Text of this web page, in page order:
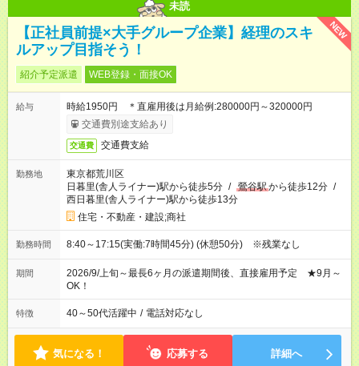
未読
NEW
【正社員前提×大手グループ企業】経理のスキ
ルアップ目指そう！
紹介予定派遣 WEB登録・面接OK
給与
時給1950円 ＊直雇用後は月給例:280000円～320000円
交通費別途支給あり
交通費 交通費支給
勤務地
東京都荒川区
日暮里(舎人ライナー)駅から徒歩5分 / 鶯谷駅から徒歩12分 /
西日暮里(舎人ライナー)駅から徒歩13分
住宅・不動産・建設;商社
勤務時間 8:40～17:15(実働:7時間45分) (休憩50分) ※残業なし
期間
2026/9/上旬～最長6ヶ月の派遣期間後、直接雇用予定 ★9月～
OK！
特徴 40～50代活躍中 / 電話対応なし
気になる！ 応募する 詳細へ